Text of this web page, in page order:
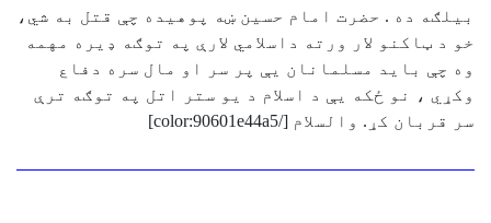
بيلګه ده . حضرت امام حسين ښه پوهيده چې قتل به شي،
خو د ټاکنو ﻻر ورته داسلامي ﻻرې په توګه ډيره مهمه
وه چې بايد مسلمانان يې پر سر او مال سره دفاع
وکړي ، نو ځکه يې د اسلام د يو ستر اتل په توګه ترې
سر قربان کړ. والسلام [/color:90601e44a5]